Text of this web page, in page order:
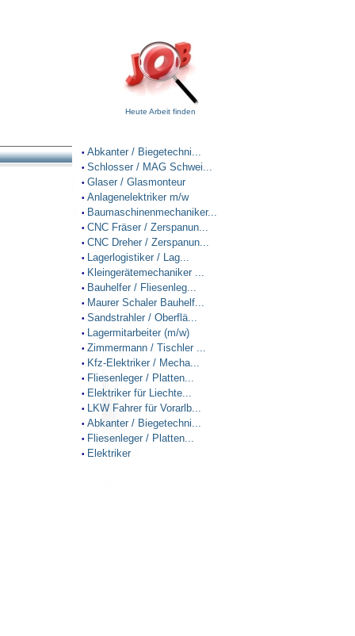
Heute Arbeit finden
• Abkanter / Biegetechni...
• Schlosser / MAG Schwei...
• Glaser / Glasmonteur
• Anlagenelektriker m/w
• Baumaschinenmechaniker...
• CNC Fräser / Zerspanun...
• CNC Dreher / Zerspanun...
• Lagerlogistiker / Lag...
• Kleingerätemechaniker ...
• Bauhelfer / Fliesenleg...
• Maurer Schaler Bauhelf...
• Sandstrahler / Oberflä...
• Lagermitarbeiter (m/w)
• Zimmermann / Tischler ...
• Kfz-Elektriker / Mecha...
• Fliesenleger / Platten...
• Elektriker für Liechte...
• LKW Fahrer für Vorarlb...
• Abkanter / Biegetechni...
• Fliesenleger / Platten...
• Elektriker